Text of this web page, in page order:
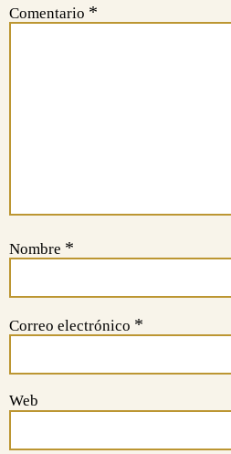
Comentario *
Nombre *
Correo electrónico *
Web